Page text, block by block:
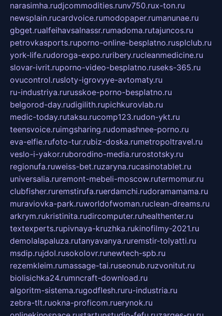
narasimha.rudjcommodities.runv750.rux-ton.ru
newsplain.rucardvoice.rumodopaper.rumanunae.ru
gbget.rualfeihavsalnassr.rumadoma.rutajuncos.ru
petrovkasports.ruporno-online-besplatno.rusplclub.ru
york-life.rudoroga-expo.ruribery.rucleanmedicine.ru
slovar-ivrit.ruporno-video-besplatno.ruseks-365.ru
ovucontrol.rusloty-igrovyye-avtomaty.ru
ru-industriya.rurusskoe-porno-besplatno.ru
belgorod-day.rudigilith.rupichkurovlab.ru
medic-today.rutaksu.rucomp123.rudon-ykt.ru
teensvoice.ruimgsharing.rudomashnee-porno.ru
eva-elfie.rufoto-tur.rubiz-doska.rumetropoltravel.ru
veslo-i-yakor.ruborodino-media.rurostotsky.ru
regionufa.ruweiss-bet.ruzaryna.rucasinotablet.ru
universalia.ruremont-mebeli-moscow.rutermomur.ru
clubfisher.ruremstirufa.ruerdamchi.rudoramamama.ru
muraviovka-park.ruworldofwoman.ruclean-dreams.ru
arkrym.rukristinita.rudircomputer.ruhealthenter.ru
textexperts.rupivnaya-kruzhka.rukinofilmy-2021.ru
demolalapaluza.rutanyavanya.ruremstir-tolyatti.ru
msdip.rujdol.rusokolovr.runewtech-spb.ru
rezemkleim.rumassage-tai.ruseonub.ruzvonitut.ru
biolisichka24.rumncraft-download.ru
algoritm-sistema.rugodflesh.ruru-industria.ru
zebra-tlt.ruokna-proficom.ruerynok.ru